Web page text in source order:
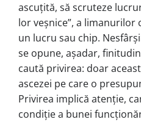
ascuțită, să scruteze
lor veșnice”, a limanurilor
un lucru sau chip.
se opune, așadar,
caută privirea: doar
ascezei pe care o
Privirea implică atenție,
condiție a bunei